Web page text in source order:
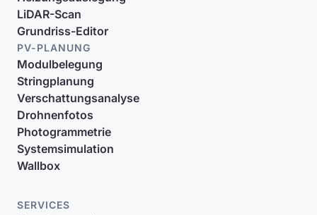
LiDAR-Scan
Grundriss-Editor
PV-PLANUNG
Modulbelegung
Stringplanung
Verschattungsanalyse
Drohnenfotos
Photogrammetrie
Systemsimulation
Wallbox
SERVICES